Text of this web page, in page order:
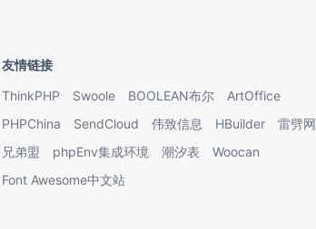
友情链接
ThinkPHP
Swoole BOOLEAN布尔
ArtOffice
PHPChina
SendCloud 伟致信息 HBuilder
雷劈网
兄弟盟
phpEnv集成环境 潮汐表
Woocan
Font Awesome中文站